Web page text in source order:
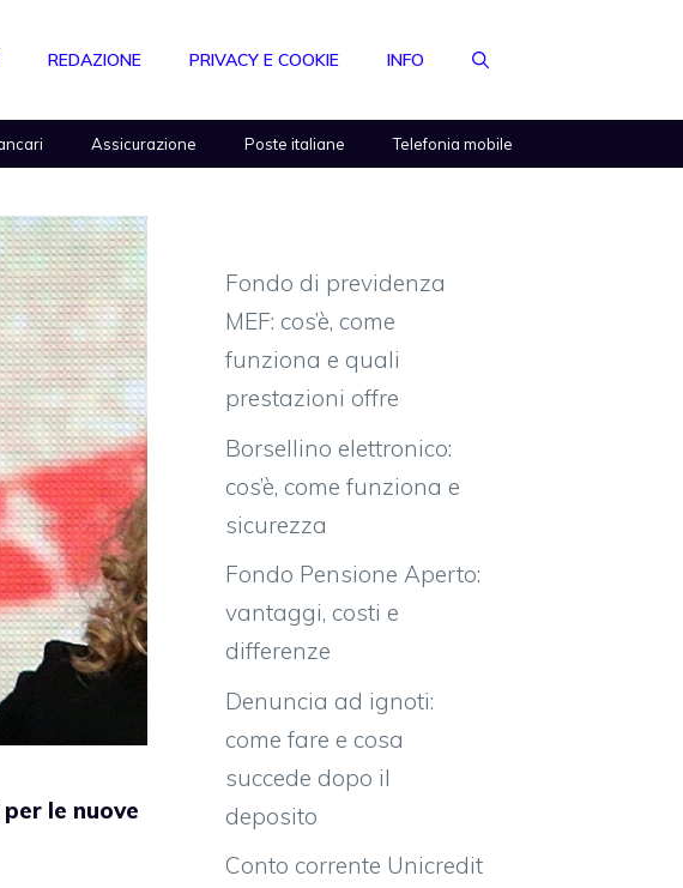
REDAZIONE PRIVACY E COOKIE INFO
Assicurazione Poste italiane Telefonia mobile
le nuove
Fondo di previdenza
MEF: cos’è, come
funziona e quali
prestazioni offre
Borsellino elettronico:
cos’è, come funziona e
sicurezza
Fondo Pensione Aperto:
vantaggi, costi e
differenze
Denuncia ad ignoti:
come fare e cosa
succede dopo il
deposito
Conto corrente Unicredit